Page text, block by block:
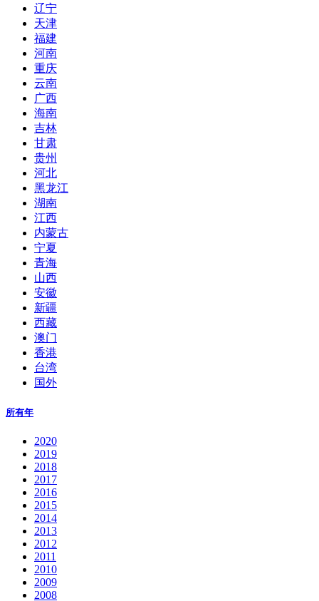
辽宁
天津
福建
河南
重庆
云南
广西
海南
吉林
甘肃
贵州
河北
黑龙江
湖南
江西
内蒙古
宁夏
青海
山西
安徽
新疆
西藏
澳门
香港
台湾
国外
所有年
2020
2019
2018
2017
2016
2015
2014
2013
2012
2011
2010
2009
2008